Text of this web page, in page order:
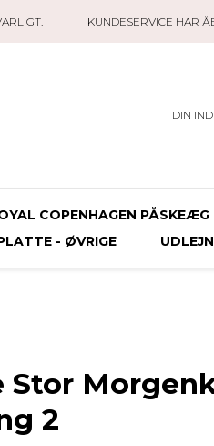
KUNDESERVICE HAR
DIN
COPENHAGEN PÅSKEÆG
- ØVRIGE
Stor
2